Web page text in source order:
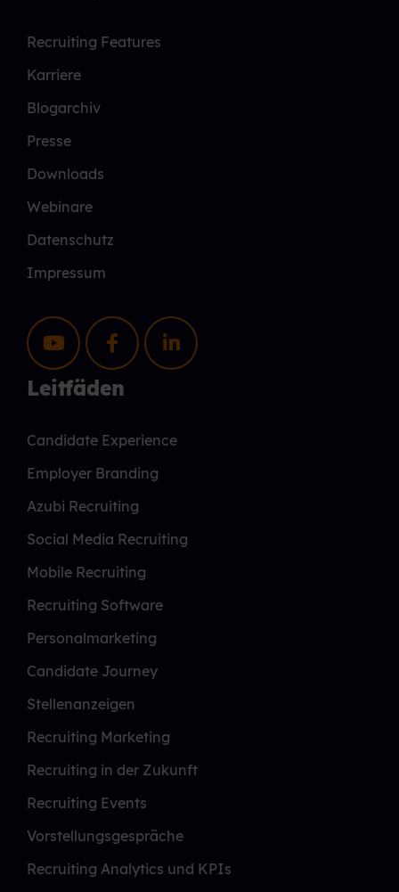
Recruiting Features
Karriere
Blogarchiv
Presse
Downloads
Webinare
Datenschutz
Impressum
Leitfäden
Candidate Experience
Employer Branding
Azubi Recruiting
Social Media Recruiting
Mobile Recruiting
Recruiting Software
Personalmarketing
Candidate Journey
Stellenanzeigen
Recruiting Marketing
Recruiting in der Zukunft
Recruiting Events
Vorstellungsgespräche
Recruiting Analytics und KPIs